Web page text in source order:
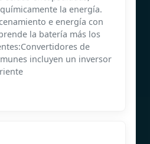
la energía.
e energía con
la batería más los
de
incluyen un inversor